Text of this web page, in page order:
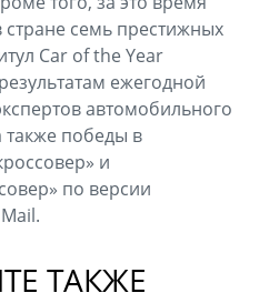
семь престижных
Car of the Year
ежегодной
автомобильного
также победы в
и
по версии
ТАКЖЕ